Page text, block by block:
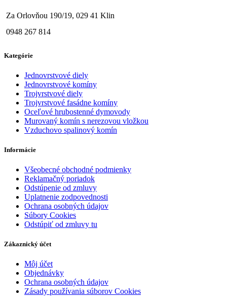
Za Orlovňou 190/19, 029 41 Klin
0948 267 814
Kategórie
Jednovrstvové diely
Jednovrstvové komíny
Trojvrstvové diely
Trojvrstvové fasádne komíny
Oceľové hrubostenné dymovody
Murovaný komín s nerezovou vložkou
Vzduchovo spalinový komín
Informácie
Všeobecné obchodné podmienky
Reklamačný poriadok
Odstúpenie od zmluvy
Uplatnenie zodpovednosti
Ochrana osobných údajov
Súbory Cookies
Odstúpiť od zmluvy tu
Zákaznický účet
Môj účet
Objednávky
Ochrana osobných údajov
Zásady používania súborov Cookies